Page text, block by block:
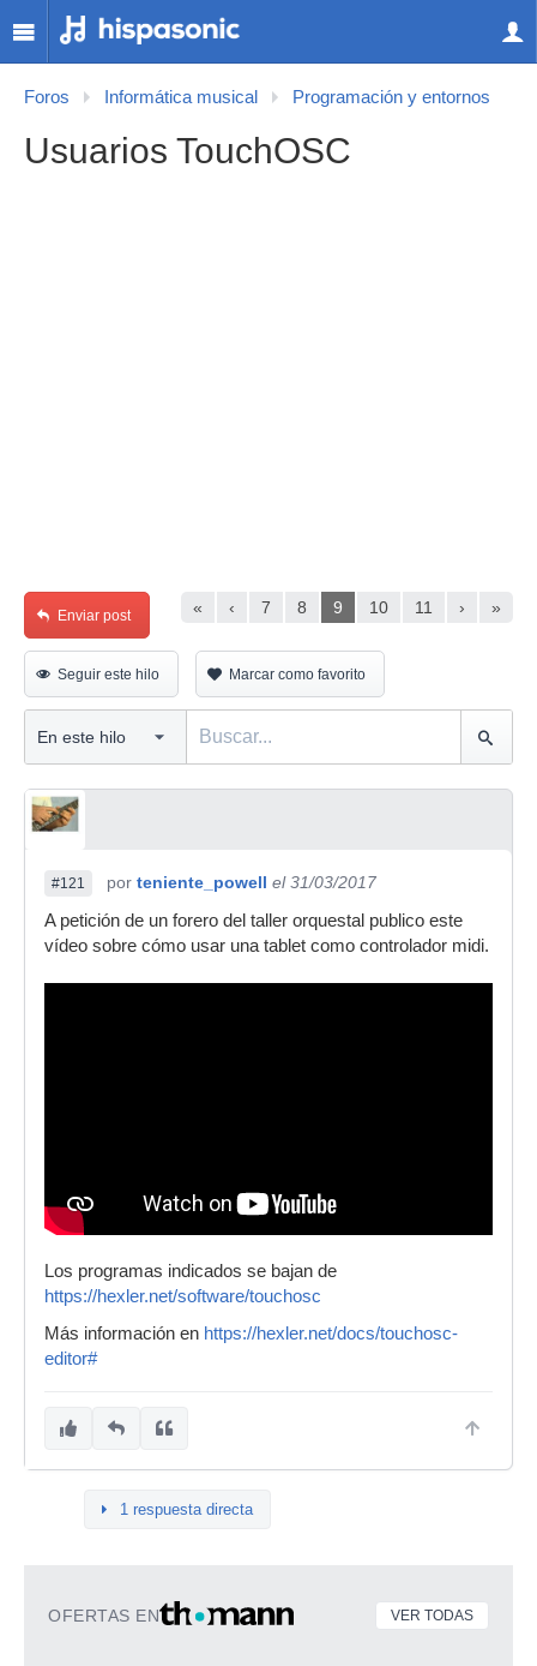
Foros Informática musical Programación y entornos
Usuarios TouchOSC
« ‹ 7 8 9 10 11 › »
Enviar post
Seguir este hilo Marcar como favorito
#121 por teniente_powell el 31/03/2017
A petición de un forero del taller orquestal publico este
vídeo sobre cómo usar una tablet como controlador midi.
Los programas indicados se bajan de
https://hexler.net/software/touchosc
Más información en https://hexler.net/docs/touchosc-
editor#
1 respuesta directa
OFERTAS EN VER TODAS